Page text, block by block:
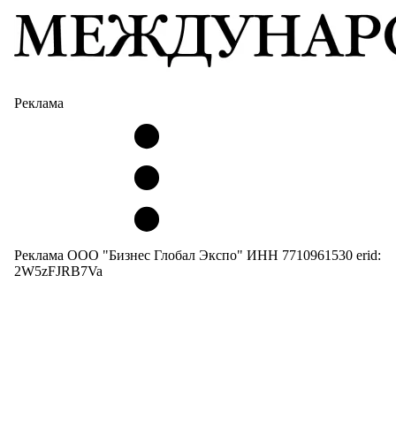
Реклама
Реклама ООО "Бизнес Глобал Экспо" ИНН 7710961530 erid:
2W5zFJRB7Va